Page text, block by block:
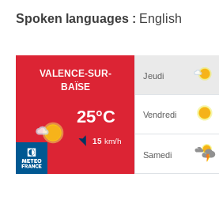
Spoken languages : English